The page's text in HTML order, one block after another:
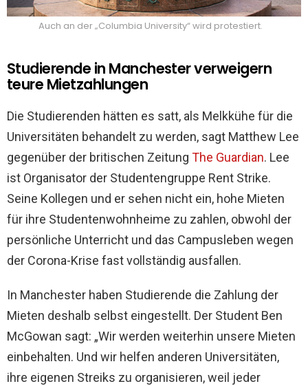
Auch an der „Columbia University“ wird protestiert.
Studierende in Manchester verweigern
teure Mietzahlungen
Die Studierenden hätten es satt, als Melkkühe für die
Universitäten behandelt zu werden, sagt Matthew Lee
gegenüber der britischen Zeitung The Guardian. Lee
ist Organisator der Studentengruppe Rent Strike.
Seine Kollegen und er sehen nicht ein, hohe Mieten
für ihre Studentenwohnheime zu zahlen, obwohl der
persönliche Unterricht und das Campusleben wegen
der Corona-Krise fast vollständig ausfallen.
In Manchester haben Studierende die Zahlung der
Mieten deshalb selbst eingestellt. Der Student Ben
McGowan sagt: „Wir werden weiterhin unsere Mieten
einbehalten. Und wir helfen anderen Universitäten,
ihre eigenen Streiks zu organisieren, weil jeder